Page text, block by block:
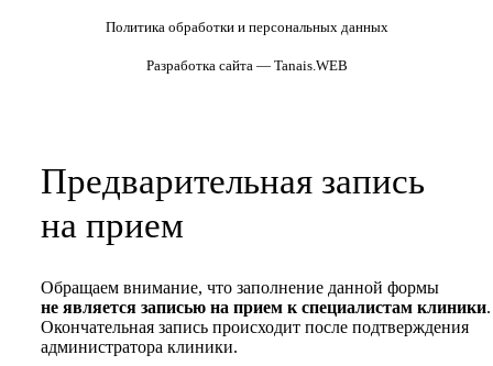
Политика обработки и персональных данных
Разработка сайта — Tanais.WEB
Предварительная запись
на прием
Обращаем внимание, что заполнение данной формы
не является записью на прием к специалистам клиники.
Окончательная запись происходит после подтверждения
администратора клиники.